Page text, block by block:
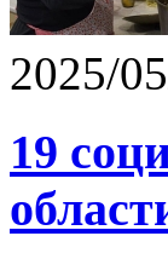
2025/
19